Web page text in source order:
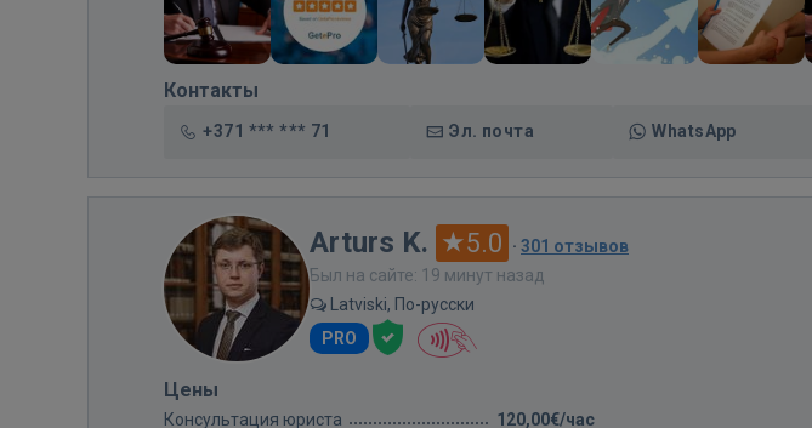
Контакты
+371 *** *** 71 Эл. почта WhatsApp
Arturs K. 5.0 · 301 отзывов
Был на сайте: 19 минут назад
Latviski, По-русски
PRO
Цены
Консультация юриста 120,00€/час